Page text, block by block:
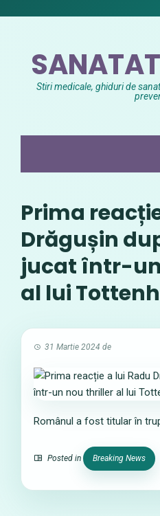
Stiri medicale, ghiduri de
Prima
Drăgușin
jucat într-
al lui
31 Martie 2024 de
Românul a fost titular în
Posted in Breaking News